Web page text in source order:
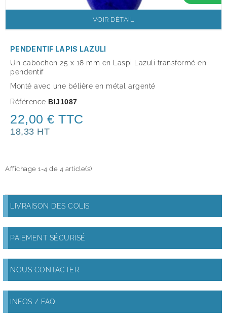
VOIR DÉTAIL
PENDENTIF LAPIS LAZULI
Un cabochon 25 x 18 mm en Laspi Lazuli transformé en
pendentif
Monté avec une bélière en métal argenté
Référence BIJ1087
22,00 € TTC
18,33 HT
Affichage 1-4 de 4 article(s)
LIVRAISON DES COLIS
PAIEMENT SÉCURISÉ
NOUS CONTACTER
INFOS / FAQ